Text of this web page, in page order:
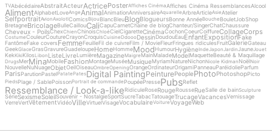
TVAbécédaireAbstraitActeurActricePosterAffiches CinémaAffiches Cinéma RessemblancesAlcool
AlimentAlphabetLoveAnge AnimalAnimationAnniversaireAquarelleArbreArticleAsieAtelier
SelfportraitAvionAxolotlComicsBijou BlancBleuBlogBlogueursBonne AnnéeBouche BouletJobShop
BretagneBricolageBulleCaillouCaliCapuCarnetChaine de blogChanteur/SingerChatChaussure
Cheveux - PoilsChexChienChinoisChloéCielCigaretteCinémaCochonCoeurCoiffureCollageCorps
CostumeCouleurCoutureCrayonCroquisCuisineDdoooDessinDoudouEauEnfantExpositionFake
FantômeFake coversFemmeFeuilleFil de cuivreFilm / MovieFleurFringues ridiculesFruitGalerieGateau
GeekGlaceGrasGravureGuadeloupeHomeHommeMoodHumourHygièneInde Japon JardinJaune Jouet
KekKikiKilosLibon ListeLivreLumièreMagazineMaigre MainMaladeModelMaquetteBeauté & Maquillage
DrugsMerMinaMobileFashionMontageMuséeMusiqueMyriamNatureNichonNicole Kidman NoëlNoir
NouvelleNuNuageObjetOeilOiseauOmbreOpeningOrangeOrdinateurOrigamiPanneauParéidolieParfum
ParisParutionPastelPatatePatesDigital PaintingPeinturePeoplePhotoPhotoshopPicto
PiedsPlage / SablePoissonPortrait de commande PoupéePressePubsReflet
Ressemblance / Look-a-likeRidiculeRoseRougeRousseRueSalle de bainSculpture
SérieSexismeSoleilSouvenir - NostalgieSportSucreTabacTatouageTrucageVacancesVernissage
VerreVertVêtementVidéoVilleVirtuelVisageVocabulaireVoitureVoyageWeb